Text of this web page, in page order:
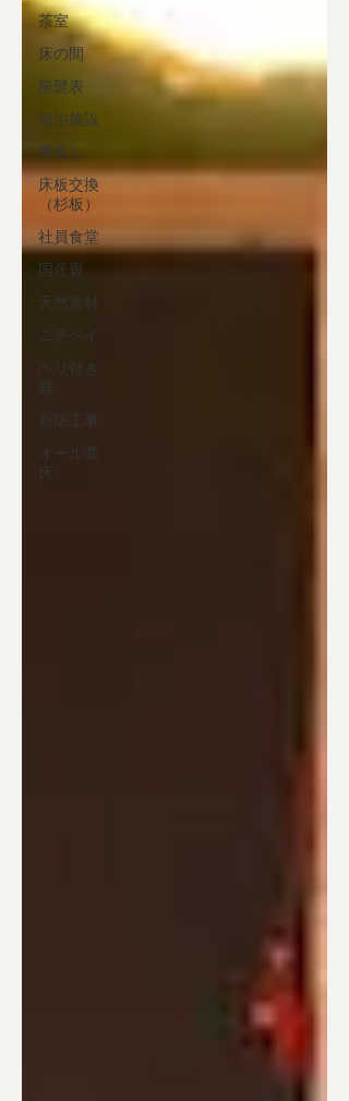
茶室
床の間
龍髭表
宿泊施設
裏返し
床板交換
（杉板）
社員食堂
国産畳
天然素材
ニチベイ
ヘリ付き
畳
新築工事
オール藁
床